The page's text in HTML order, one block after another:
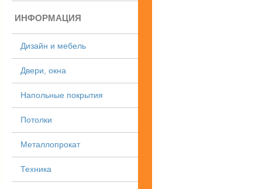
ИНФОРМАЦИЯ
Дизайн и мебель
Двери, окна
Напольные покрытия
Потолки
Металлопрокат
Техника